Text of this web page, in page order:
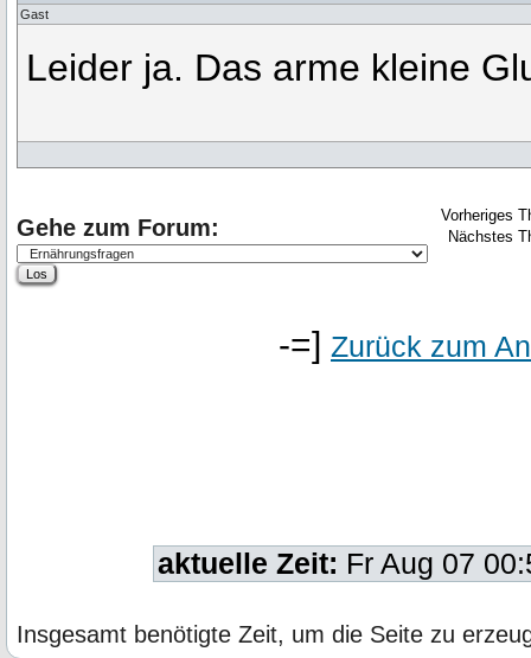
Gast
Leider ja. Das arme kleine
Vorheriges
Nächstes
Gehe zum Forum:
-=] Zurück zum
aktuelle Zeit: Fr Aug 07
Insgesamt benötigte Zeit, um die Seite zu